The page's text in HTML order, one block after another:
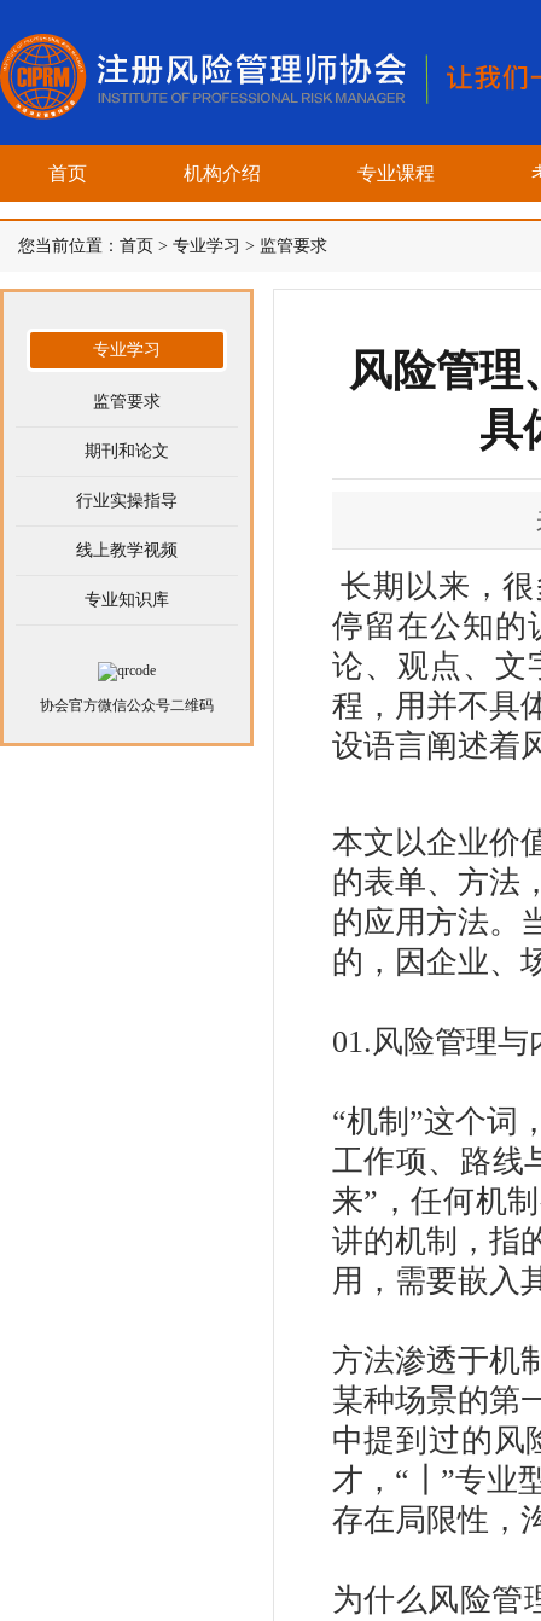
首页 机构介绍 专业课程
您当前位置： 首页 > 专业学习 > 监管要求
风险管理
具
长期以来，
停留在公知的
论、观点、文
程，用并不具
设语言阐述着
本文以企业价
的表单、方法
的应用方法。
的，因企业、
01.风险管理
“机制”这个词
工作项、路线
来”，任何机
讲的机制，指
用，需要嵌入
方法渗透于机
某种场景的第
中提到过的风
才，“┃”专业
存在局限性，
为什么风险管
专业学习
监管要求
期刊和论文
行业实操指导
线上教学视频
专业知识库
协会官方微信公众号二维码